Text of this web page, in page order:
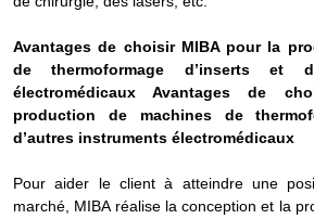
Avantages de choisir MIBA pour la
de thermoformage d’inserts et
électromédicauxAvantages de
production de machines de
d’autres instruments électromédicaux
Pour aider le client à atteindre une
marché, MIBA réalise la conception et la